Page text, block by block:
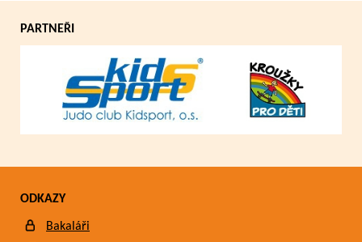
PARTNEŘI
ODKAZY
Bakaláři